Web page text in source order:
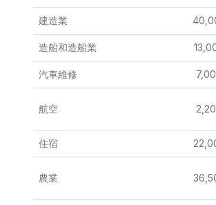
建造業
造船和造船業
汽車維修
航空
住宿
農業